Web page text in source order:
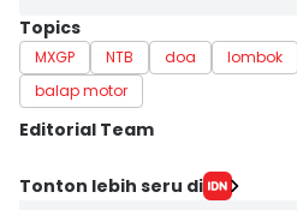
Topics
MXGP NTB doa lombok
balap motor
Editorial Team
Editor
Tonton lebih seru di